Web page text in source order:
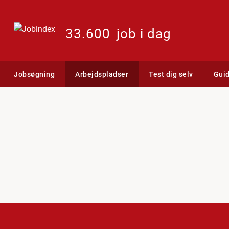
33.600 job i dag
Jobsøgning Arbejdspladser Test dig selv